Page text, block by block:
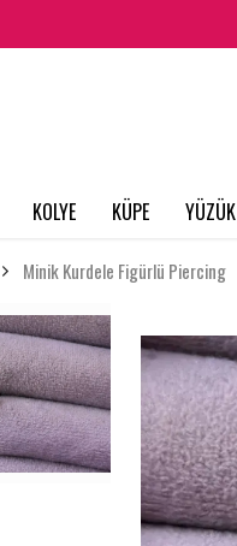
KOLYE KÜPE YÜZÜK
Minik Kurdele Figürlü Piercing